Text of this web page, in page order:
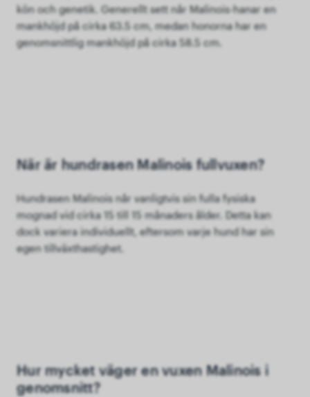
kön och genetik. Generellt sett når Malinois-hanar en
mankhöjd på cirka 63.5 cm, medan honorna har en
genomsnittlig mankhöjd på cirka 58.5 cm.
När är hundrasen Malinois fullvuxen?
Hundrasen Malinois når vanligtvis sin fulla fysiska
mognad vid cirka 15 till 15 månaders ålder. Detta kan
dock variera individuellt, eftersom varje hund har sin
egen tillväxthastighet.
Hur mycket väger en vuxen Malinois i
genomsnitt?